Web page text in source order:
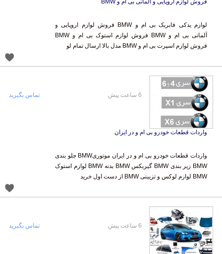
فروش لوازم اروپایی و آلمانی بی ام و BMW
لوازم یدکی فابریک بی ام و BMW فروش لوازم اروپایی و
آلمانی بی ام و BMW فروش لوازم استوک بی ام و BMW
فروش لوازم اسپرت بی ام و BMW مدل بالا ارسال تمام لو
واردات قطعات خودرو بی ام و در ایران
واردات قطعات خودرو بی ام و در ایران موتوریBMW جلو بندی
BMW زیر بندی BMW گیربکس BMW بدنه BMW لوازم استوک
BMW لوازم لوکس و تزیینی BMW از دست اول خرید
6 ساعت پیش تماس بگیرید
6 ساعت پیش تماس بگیرید